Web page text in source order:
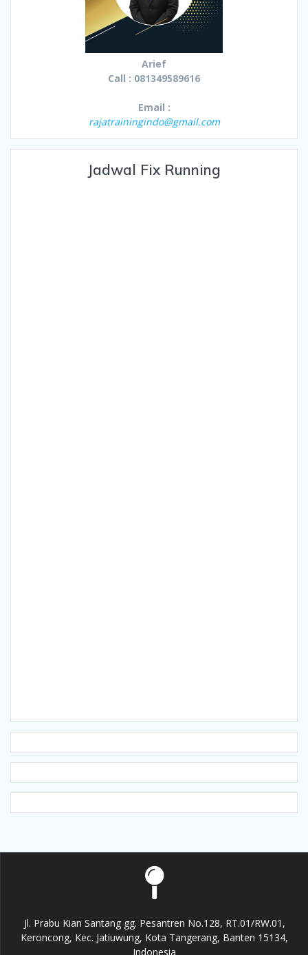
Arief
Call : 081349589616
Email :
rajatrainingindo@gmail.com
Jadwal Fix Running
Jl. Prabu Kian Santang gg. Pesantren No.128, RT.01/RW.01,
Keroncong, Kec. Jatiuwung, Kota Tangerang, Banten 15134,
Indonesia